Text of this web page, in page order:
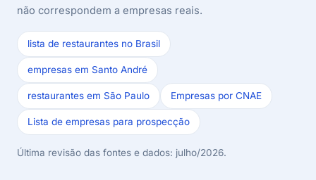
não correspondem a empresas reais.
lista de restaurantes no Brasil
empresas em Santo André
restaurantes em São Paulo Empresas por CNAE
Lista de empresas para prospecção
Última revisão das fontes e dados: julho/2026.